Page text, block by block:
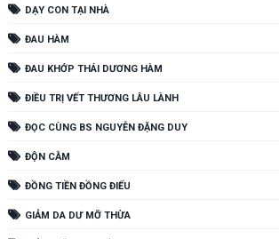
DẠY CON TẠI NHÀ
ĐAU HÀM
ĐAU KHỚP THÁI DƯƠNG HÀM
ĐIỀU TRỊ VẾT THƯƠNG LÂU LÀNH
ĐỌC CÙNG BS NGUYỄN ĐẶNG DUY
ĐỘN CẰM
ĐỒNG TIỀN ĐỒNG ĐIẾU
GIẢM DA DƯ MỠ THỪA